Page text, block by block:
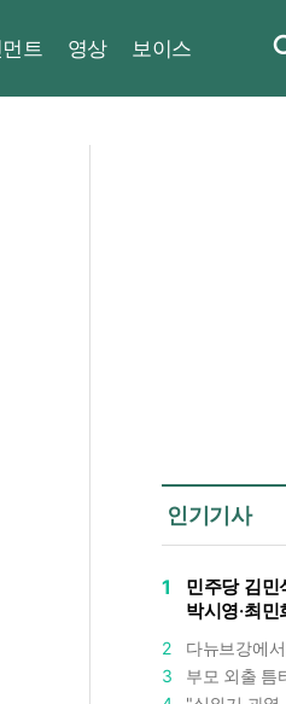
트 영상 보이스
인기기사
1
민주당 김민
박시영·최
2
3